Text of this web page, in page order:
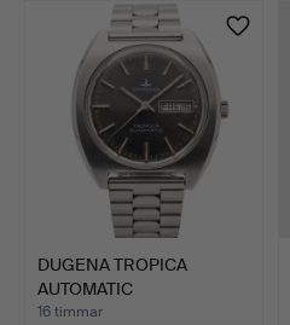
DUGENA TROPICA
AUTOMATIC
ARMBANDSUR MED DA…
16 timmar